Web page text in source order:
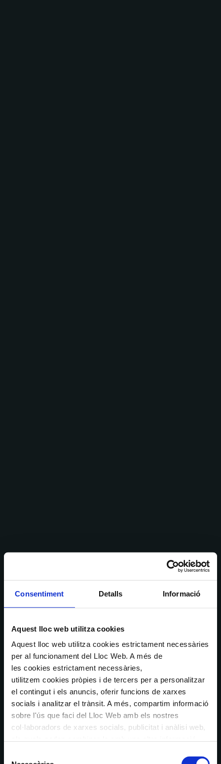
Consentiment Detalls Informació
Aquest lloc web utilitza cookies
Aquest lloc web utilitza cookies estrictament necessàries
per al funcionament del Lloc Web. A més de
les cookies estrictament necessàries,
utilitzem cookies pròpies i de tercers per a personalitzar
el contingut i els anuncis, oferir funcions de xarxes
socials i analitzar el trànsit. A més, compartim informació
sobre l'ús que faci del Lloc Web amb els nostres
col·laboradors de xarxes socials, publicitat i anàlisi web,